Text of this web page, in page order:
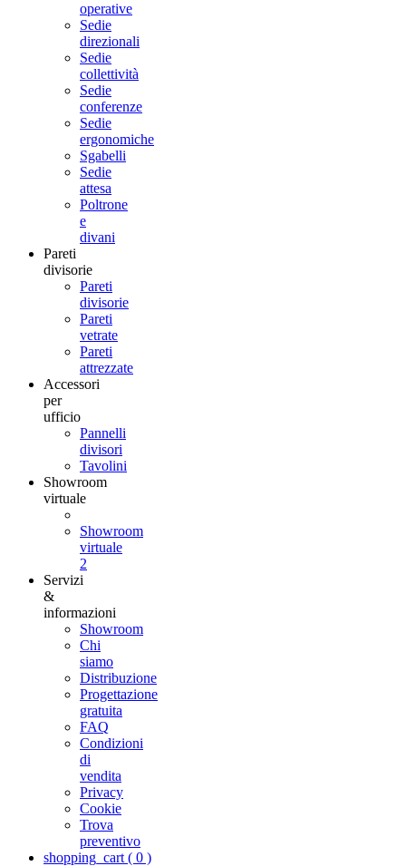
operative
Sedie
direzionali
Sedie
collettività
Sedie
conferenze
Sedie
ergonomiche
Sgabelli
Sedie
attesa
Poltrone
e
divani
Pareti
divisorie
Pareti
divisorie
Pareti
vetrate
Pareti
attrezzate
Accessori
per
ufficio
Pannelli
divisori
Tavolini
Showroom
virtuale
Showroom
virtuale
2
Servizi
&
informazioni
Showroom
Chi
siamo
Distribuzione
Progettazione
gratuita
FAQ
Condizioni
di
vendita
Privacy
Cookie
Trova
preventivo
shopping_cart ( 0 )